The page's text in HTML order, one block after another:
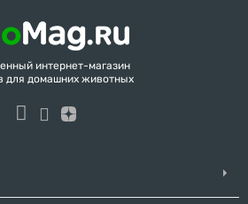
интернет-магазин
для домашних животных